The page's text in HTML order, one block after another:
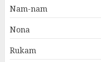
Nam-nam
Nona
Rukam